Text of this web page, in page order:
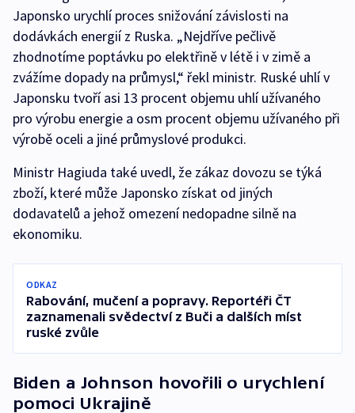
Japonsko urychlí proces snižování závislosti na
dodávkách energií z Ruska. „Nejdříve pečlivě
zhodnotíme poptávku po elektřině v létě i v zimě a
zvážíme dopady na průmysl,“ řekl ministr. Ruské uhlí v
Japonsku tvoří asi 13 procent objemu uhlí užívaného
pro výrobu energie a osm procent objemu užívaného při
výrobě oceli a jiné průmyslové produkci.
Ministr Hagiuda také uvedl, že zákaz dovozu se týká
zboží, které může Japonsko získat od jiných
dodavatelů a jehož omezení nedopadne silně na
ekonomiku.
ODKAZ
Rabování, mučení a popravy. Reportéři ČT
zaznamenali svědectví z Buči a dalších míst
ruské zvůle
Biden a Johnson hovořili o urychlení
pomoci Ukrajině